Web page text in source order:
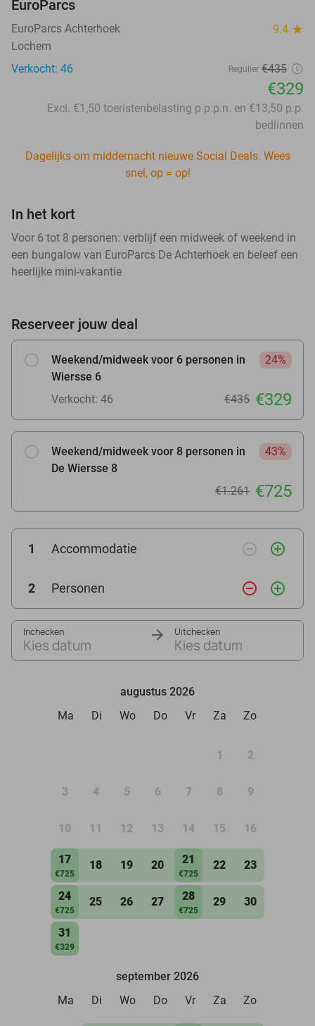
EuroParcs
EuroParcs Achterhoek 9.4 star
Lochem
Verkocht: 46
Regulier €435
€329
Excl. €1,50 toeristenbelasting p.p.p.n. en €13,50 p.p.
bedlinnen
Dagelijks om middernacht nieuwe Social Deals. Wees
snel, op = op!
In het kort
Voor 6 tot 8 personen: verblijf een midweek of weekend in
een bungalow van EuroParcs De Achterhoek en beleef een
heerlijke mini-vakantie
Reserveer jouw deal
Weekend/midweek voor 6 personen in
Wiersse 6
24%
Verkocht: 46 €435 €329
Weekend/midweek voor 8 personen in
De Wiersse 8
43%
€1.261 €725
1 Accommodatie remove_circle_outline add_circle_outline
2 Personen remove_circle_outline add_circle_outline
Inchecken
Kies datum
Uitchecken
Kies datum
augustus 2026
Ma
Di Wo Do Vr Za Zo
1 2
3 4 5 6 7 8 9
10 11 12 13 14 15 16
17
€725
18 19 20 21
€725
22 23
24
€725
25 26 27 28
€725
29 30
31
€329
september 2026
Ma
Di Wo Do Vr Za Zo